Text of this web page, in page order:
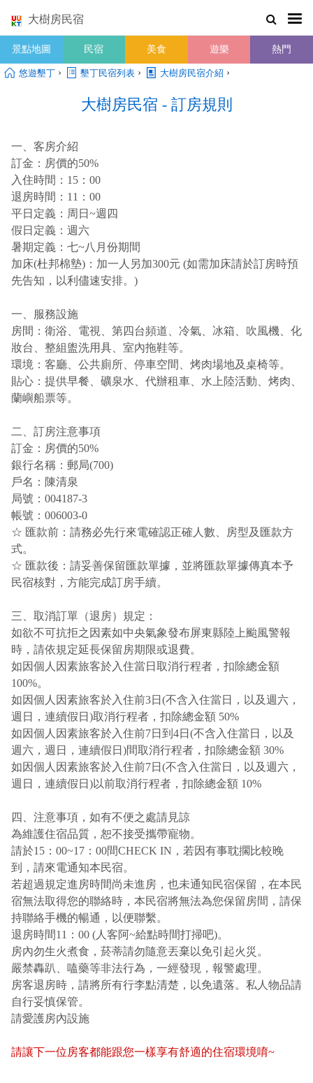
大樹房民宿
景點地圖 民宿 美食 遊樂 熱門
悠遊墾丁 › 墾丁民宿列表 › 大樹房民宿介紹 ›
大樹房民宿 - 訂房規則
一、客房介紹
訂金：房價的50%
入住時間：15：00
退房時間：11：00
平日定義：周日~週四
假日定義：週六
暑期定義：七~八月份期間
加床(杜邦棉墊)：加一人另加300元 (如需加床請於訂房時預
先告知，以利儘速安排。)
一、服務設施
房間：衛浴、電視、第四台頻道、冷氣、冰箱、吹風機、化
妝台、整組盥洗用具、室內拖鞋等。
環境：客廳、公共廁所、停車空間、烤肉場地及桌椅等。
貼心：提供早餐、礦泉水、代辦租車、水上陸活動、烤肉、
蘭嶼船票等。
二、訂房注意事項
訂金：房價的50%
銀行名稱：郵局(700)
戶名：陳清泉
局號：004187-3
帳號：006003-0
☆ 匯款前：請務必先行來電確認正確人數、房型及匯款方
式。
☆ 匯款後：請妥善保留匯款單據，並將匯款單據傳真本予
民宿核對，方能完成訂房手續。
三、取消訂單（退房）規定：
如欲不可抗拒之因素如中央氣象發布屏東縣陸上颱風警報
時，請依規定延長保留房期限或退費。
如因個人因素旅客於入住當日取消行程者，扣除總金額
100%。
如因個人因素旅客於入住前3日(不含入住當日，以及週六，
週日，連續假日)取消行程者，扣除總金額 50%
如因個人因素旅客於入住前7日到4日(不含入住當日，以及
週六，週日，連續假日)間取消行程者，扣除總金額 30%
如因個人因素旅客於入住前7日(不含入住當日，以及週六，
週日，連續假日)以前取消行程者，扣除總金額 10%
四、注意事項，如有不便之處請見諒
為維護住宿品質，恕不接受攜帶寵物。
請於15：00~17：00間CHECK IN，若因有事耽擱比較晚
到，請來電通知本民宿。
若超過規定進房時間尚未進房，也未通知民宿保留，在本民
宿無法取得您的聯絡時，本民宿將無法為您保留房間，請保
持聯絡手機的暢通，以便聯繫。
退房時間11：00 (人客阿~給點時間打掃吧)。
房內勿生火煮食，菸蒂請勿隨意丟棄以免引起火災。
嚴禁轟趴、嗑藥等非法行為，一經發現，報警處理。
房客退房時，請將所有行李點清楚，以免遺落。私人物品請
自行妥慎保管。
請愛護房內設施
請讓下一位房客都能跟您一樣享有舒適的住宿環境唷~